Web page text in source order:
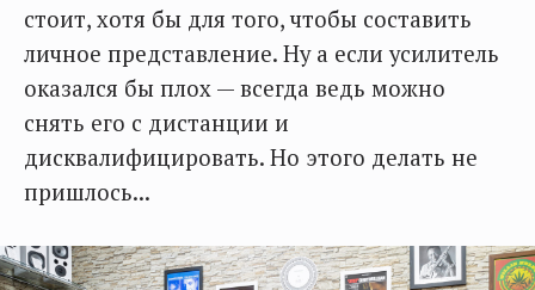
стоит, хотя бы для того, чтобы составить
личное представление. Ну а если усилитель
оказался бы плох — всегда ведь можно
снять его с дистанции и
дисквалифицировать. Но этого делать не
пришлось...